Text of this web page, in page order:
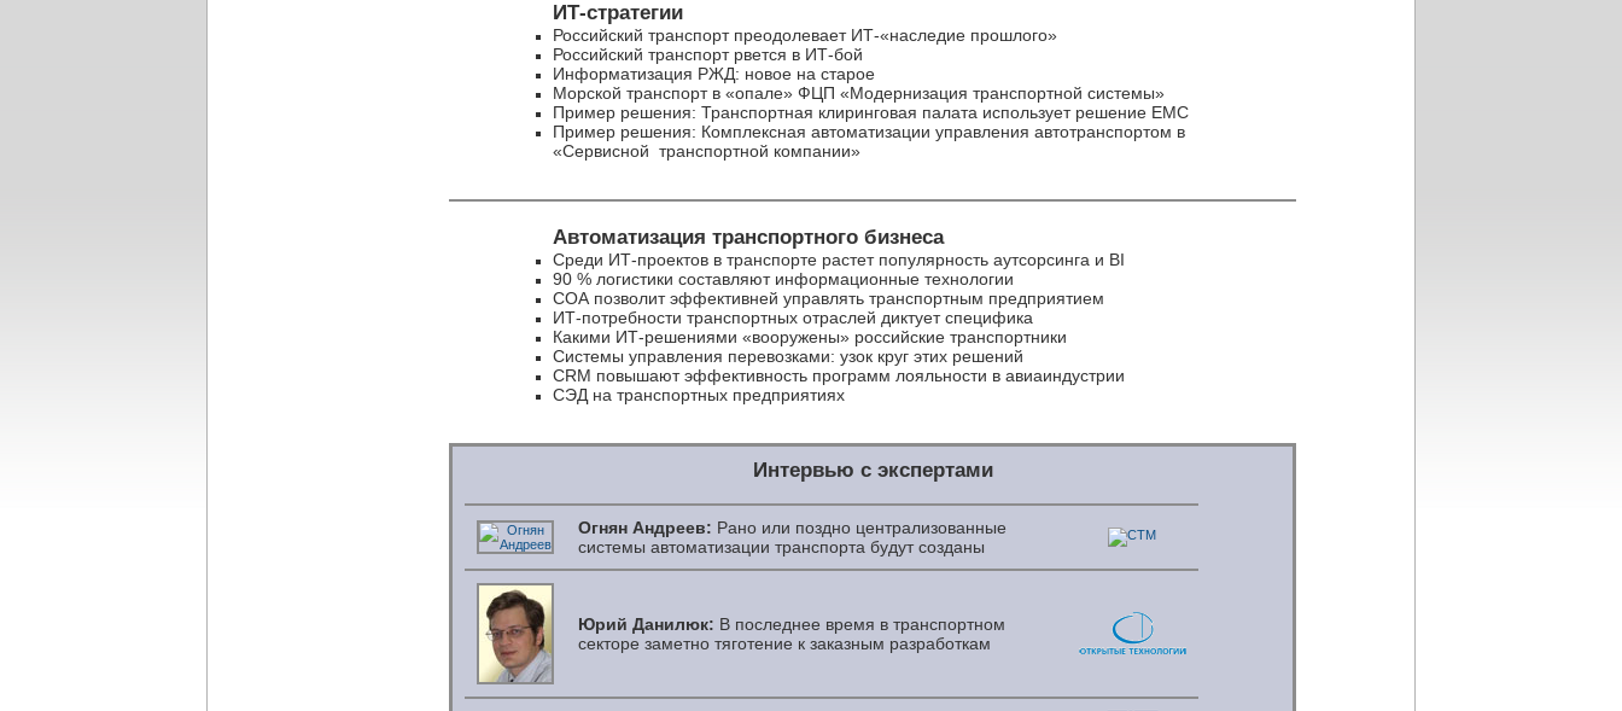
ИТ-стратегии
Российский транспорт преодолевает ИТ-«наследие прошлого»
Российский транспорт рвется в ИТ-бой
Информатизация РЖД: новое на старое
Морской транспорт в «опале» ФЦП «Модернизация транспортной системы»
Пример решения: Транспортная клиринговая палата использует решение EMC
Пример решения: Комплексная автоматизации управления автотранспортом в
«Сервисной транспортной компании»
Автоматизация транспортного бизнеса
Среди ИТ-проектов в транспорте растет популярность аутсорсинга и BI
90 % логистики составляют информационные технологии
СОА позволит эффективней управлять транспортным предприятием
ИТ-потребности транспортных отраслей диктует специфика
Какими ИТ-решениями «вооружены» российские транспортники
Системы управления перевозками: узок круг этих решений
CRM повышают эффективность программ лояльности в авиаиндустрии
СЭД на транспортных предприятиях
Интервью с экспертами
Огнян Андреев: Рано или поздно централизованные
системы автоматизации транспорта будут созданы
Юрий Данилюк: В последнее время в транспортном
секторе заметно тяготение к заказным разработкам